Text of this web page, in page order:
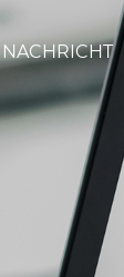
NACHRICHT